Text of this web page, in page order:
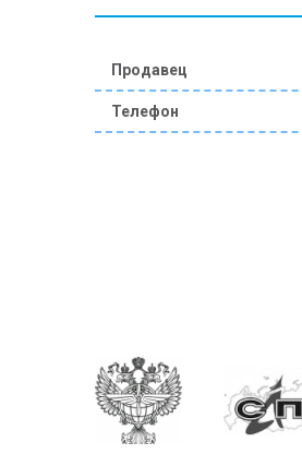
Продавец
Телефон